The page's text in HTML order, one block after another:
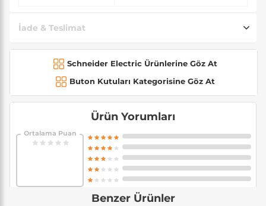
İade & Teslimat
Schneider Electric Ürünlerine Göz At
Buton Kutuları Kategorisine Göz At
Ürün Yorumları
Ortalama Puan
Benzer Ürünler